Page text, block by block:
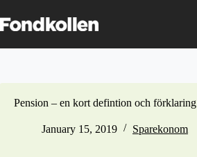
to
content
Pension – en kort defintion och förklaring
January 15, 2019 Sparekonom